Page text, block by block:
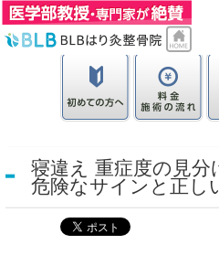
寝違え 重症度の見分
危険なサインと正し